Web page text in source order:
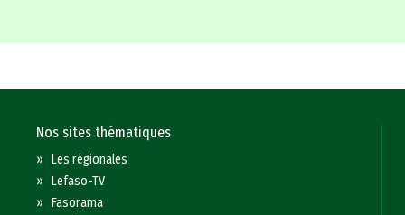
Nos sites thématiques
»Les régionales
»Lefaso-TV
»Fasorama